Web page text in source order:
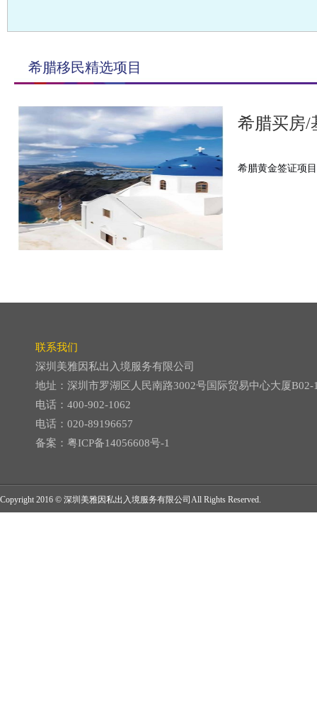
2、签订购买合同付定金10%;
3、准备房产资料，过户前付尾款；
5、等待签证获批；
6、等待希腊打指纹
7、领取黄金居留卡。
条件宽松：无语言、学历、经商背景等要求；
投资较低：购买25万欧元房产或者购买40万欧元房产基金；
居住要求：无居住要求；
希腊黄金签证项目是欧洲最具性价比的投资居留计划之一，以其
巨大优势，吸引了全球投资者。
超高性价比 ：最低投资额仅25万欧元（部分地区即将或已涨至50万
一家三代移民：主申请人、配偶、子女（21周岁以下）、以及主申
无居住要求 ：成功获得居留卡后，没有
身份与房产绑定：最初，居留身份与投资的房产/基金绑定，需持续
出售房产而无需收回居留身份（具体条件见下文）。
根据希腊政府最近通过的移民法改革，原定于2023年5月1日生效的
希腊移民精选项目
希腊买房/
希腊黄金签证项
联系我们
深圳美雅因私出入境服务有限公司
地址：深圳市罗湖区人民南路3002号国际贸易中心大厦B02-
电话：400-902-1062
电话：020-89196657
备案： 粤ICP备14056608号-1
Copyright 2016 © 深圳美雅因私出入境服务有限公司All Rights Reserved.